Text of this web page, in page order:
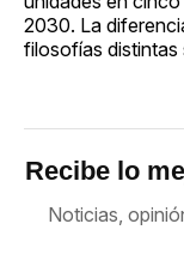
2030. La
filosofías distintas
Recibe lo
Noticias,